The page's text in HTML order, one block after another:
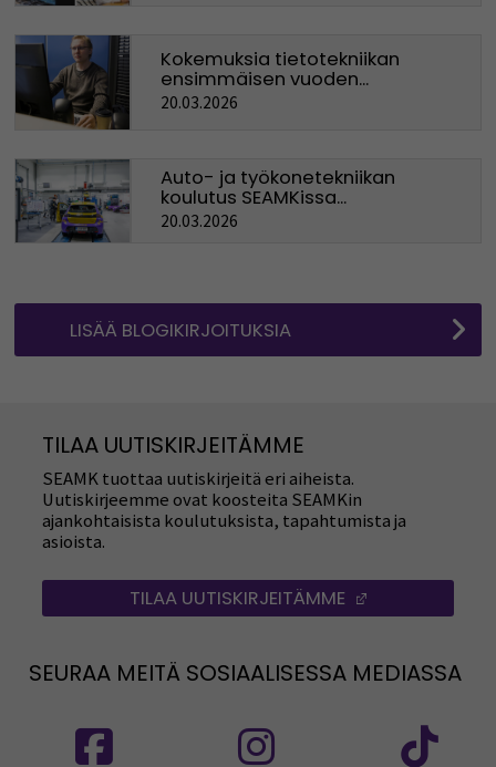
Kokemuksia tietotekniikan
ensimmäisen vuoden...
20.03.2026
Auto- ja työkonetekniikan
koulutus SEAMKissa...
20.03.2026
LISÄÄ BLOGIKIRJOITUKSIA
TILAA UUTISKIRJEITÄMME
SEAMK tuottaa uutiskirjeitä eri aiheista.
Uutiskirjeemme ovat koosteita SEAMKin
ajankohtaisista koulutuksista, tapahtumista ja
asioista.
TILAA UUTISKIRJEITÄMME
SEURAA MEITÄ SOSIAALISESSA MEDIASSA